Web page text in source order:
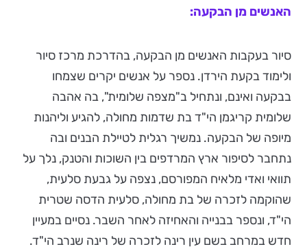
האנשים מן הבקעה:
סיור בעקבות האנשים מן הבקעה, בהדרכת מרכז סיור
ולימוד בקעת הירדן. נספר על אנשים יקרים שצמחו
בבקעה ואינם, ונתחיל ב"מצפה שלומית", בה אהבה
שלומית קריגמן הי"ד בת שדמות מחולה, להגיע וליהנות
מיופה של הבקעה. נמשיך רגלית לטיילת הבנים ובה
נתחבר לסיפור ארץ המרדפים בין השוכות והטנק, נלך על
תוואי ואדי מלאיח המפורסם, נצפה על גבעת סלעית,
שהוקמה לזכרה של בת מחולה, סלעית הדסה שטרית
הי"ד, ונספר בבנייה והאחיזה לאחר השבר. נסיים במעיין
חדש במרחב בשם עין רינה לזכרה של רינה שנרב הי"ד.